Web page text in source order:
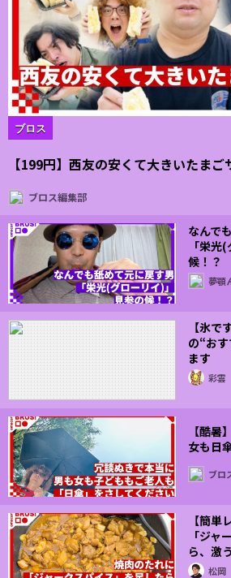
ブロス
【199円】西友の安くて大きいたま
ブロス編集部
なんで
「栄
候！？
夢顎
【氷で
の“お
ます
彩雲
【酷暑
女も日
ブロ
【簡単
「ジャ
ら、激
（２）
松岡